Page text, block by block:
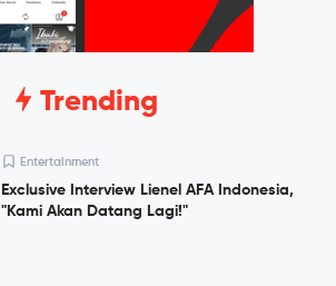
Trending
Entertainment
Exclusive Interview Lienel AFA Indonesia,
"Kami Akan Datang Lagi!"